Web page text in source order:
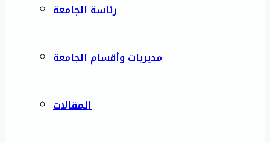
رئاسة الجامعة
مديريات وأقسام الجامعة
المقالات